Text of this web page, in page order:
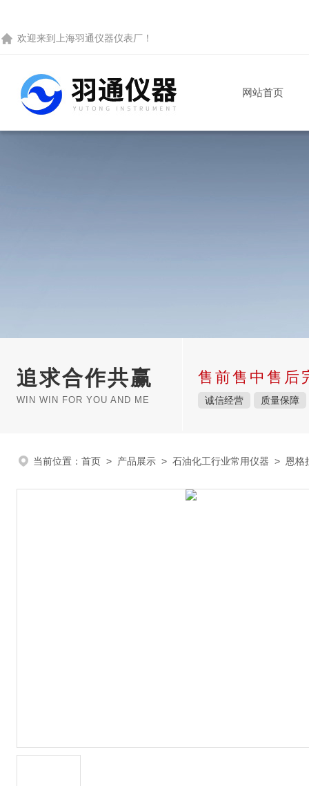
欢迎来到 上海羽通仪器仪表厂 ！
网站首页
追求合作共赢
WIN WIN FOR YOU AND ME
售前售中售后
诚信经营 质量保障
当前位置： 首页 > 产品展示 > 石油化工行业常用仪器 > 恩格